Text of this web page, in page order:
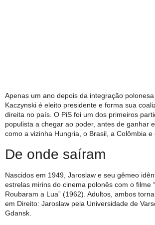
Apenas um ano depois da integração
Kaczynski é eleito presidente e forma sua
direita no país. O PiS foi um dos primeiros
populista a chegar ao poder, antes de ganhar
como a vizinha Hungria, o Brasil, a Colômbia e
De onde saíram
Nascidos em 1949, Jaroslaw e seu gêmeo
estrelas mirins do cinema polonês com o filme
Roubaram a Lua” (1962). Adultos, ambos
em Direito: Jaroslaw pela Universidade de
Gdansk.